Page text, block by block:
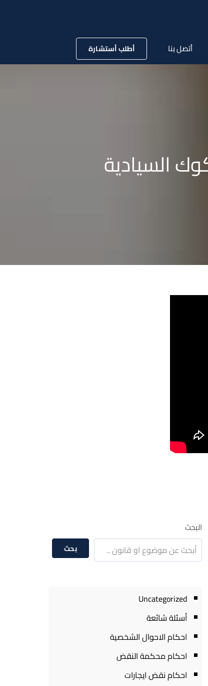
أتصل بنا أطلب أستشارة
البحث
بحث
Uncategorized
أسئلة شائعة
احكام الاحوال الشخصية
احكام محكمة النقض
احكام نقض ايجارات